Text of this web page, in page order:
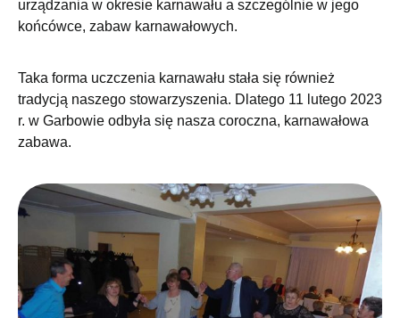
urządzania w okresie karnawału a szczególnie w jego
końcówce, zabaw karnawałowych.
Taka forma uczczenia karnawału stała się również
tradycją naszego stowarzyszenia. Dlatego 11 lutego 2023
r. w Garbowie odbyła się nasza coroczna, karnawałowa
zabawa.